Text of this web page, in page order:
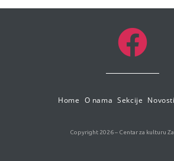
Home O nama Sekcije Novosti
Copyright 2026 – Centar za kulturu